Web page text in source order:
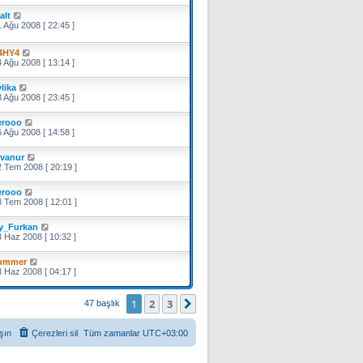
Ağu 2008 [ 22:45 ]
Ağu 2008 [ 13:14 ]
Ağu 2008 [ 23:45 ]
Ağu 2008 [ 14:58 ]
Tem 2008 [ 20:19 ]
Tem 2008 [ 12:01 ]
Haz 2008 [ 10:32 ]
Haz 2008 [ 04:17 ]
47 başlık 1 2 3
Tüm zamanlar UTC+03:00
Çerezleri sil